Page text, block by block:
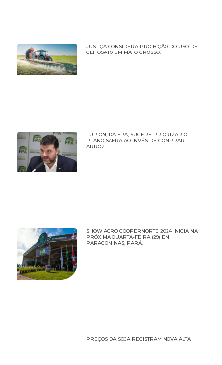
JUSTIÇA CONSIDERA PROIBIÇÃO DO USO DE
GLIFOSATO EM MATO GROSSO.
LUPION, DA FPA, SUGERE PRIORIZAR O
PLANO SAFRA AO INVÉS DE COMPRAR
ARROZ.
SHOW AGRO COOPERNORTE 2024 INICIA NA
PRÓXIMA QUARTA-FEIRA (29) EM
PARAGOMINAS, PARÁ.
PREÇOS DA SOJA REGISTRAM NOVA ALTA